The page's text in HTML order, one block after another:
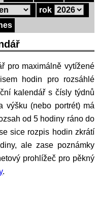
rok
hodin pro rozsáhlé
kalendář s čísly týdnů
výšku (nebo portrét) má
od 5 hodiny ráno do
sice rozpis hodin zkrátí
ale zase poznámky
prohlížeč pro pěkný
.